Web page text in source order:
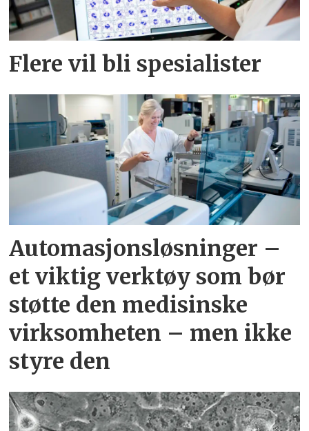
Flere vil bli spesialister
Automasjonsløsninger –
et viktig verktøy som bør
støtte den medisinske
virksomheten – men ikke
styre den